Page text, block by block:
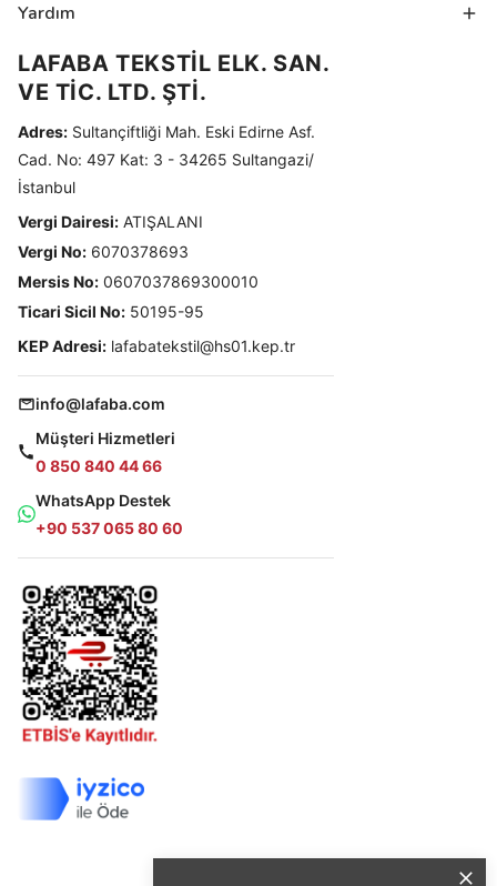
Yardım
LAFABA TEKSTİL ELK. SAN.
VE TİC. LTD. ŞTİ.
Adres: Sultançiftliği Mah. Eski Edirne Asf.
Cad. No: 497 Kat: 3 - 34265 Sultangazi/
İstanbul
Vergi Dairesi: ATIŞALANI
Vergi No: 6070378693
Mersis No: 0607037869300010
Ticari Sicil No: 50195-95
KEP Adresi: lafabatekstil@hs01.kep.tr
info@lafaba.com
Müşteri Hizmetleri
0 850 840 44 66
WhatsApp Destek
+90 537 065 80 60